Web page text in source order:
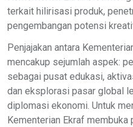
terkait hilirisasi produk,
pengembangan potensi
Penjajakan antara
mencakup sejumlah aspek:
sebagai pusat edukasi,
dan eksplorasi pasar global
diplomasi ekonomi. Untuk
Kementerian Ekraf